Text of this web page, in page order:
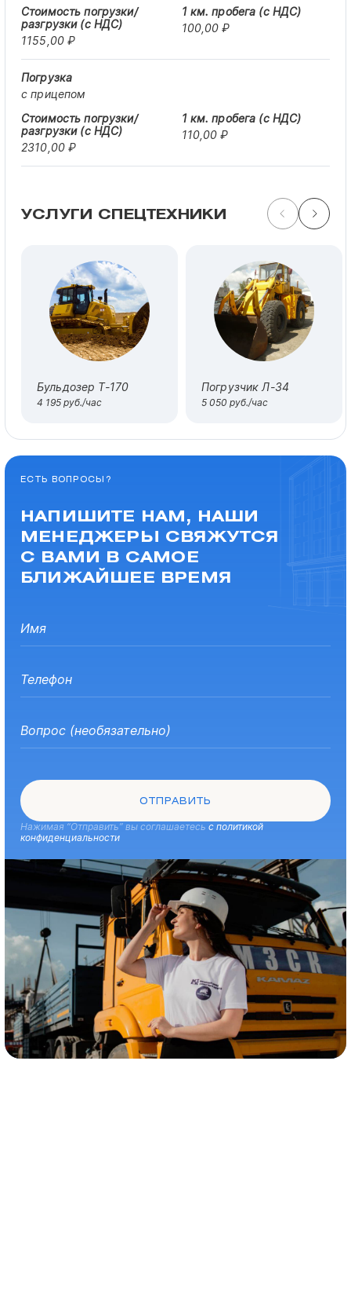
1155,00 ₽
100,00 ₽
с прицепом
2310,00 ₽
110,00 ₽
УСЛУГИ СПЕЦТЕХНИКИ
Бульдозер Т-170
4 195 руб./час
Погрузчик Л-34
5 050 руб./час
ЕСТЬ ВОПРОСЫ?
НАПИШИТЕ НАМ, НАШИ
МЕНЕДЖЕРЫ СВЯЖУТСЯ
С ВАМИ В САМОЕ
БЛИЖАЙШЕЕ ВРЕМЯ
ОТПРАВИТЬ
Нажимая “Отправить” вы соглашаетесь с политикой
конфиденциальности